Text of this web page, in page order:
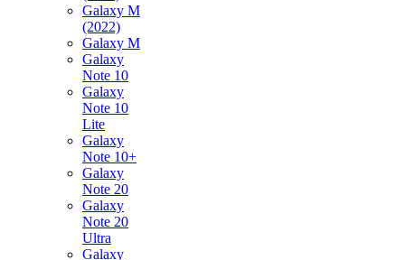
Galaxy M
(2022)
Galaxy M
Galaxy
Note 10
Galaxy
Note 10
Lite
Galaxy
Note 10+
Galaxy
Note 20
Galaxy
Note 20
Ultra
Galaxy